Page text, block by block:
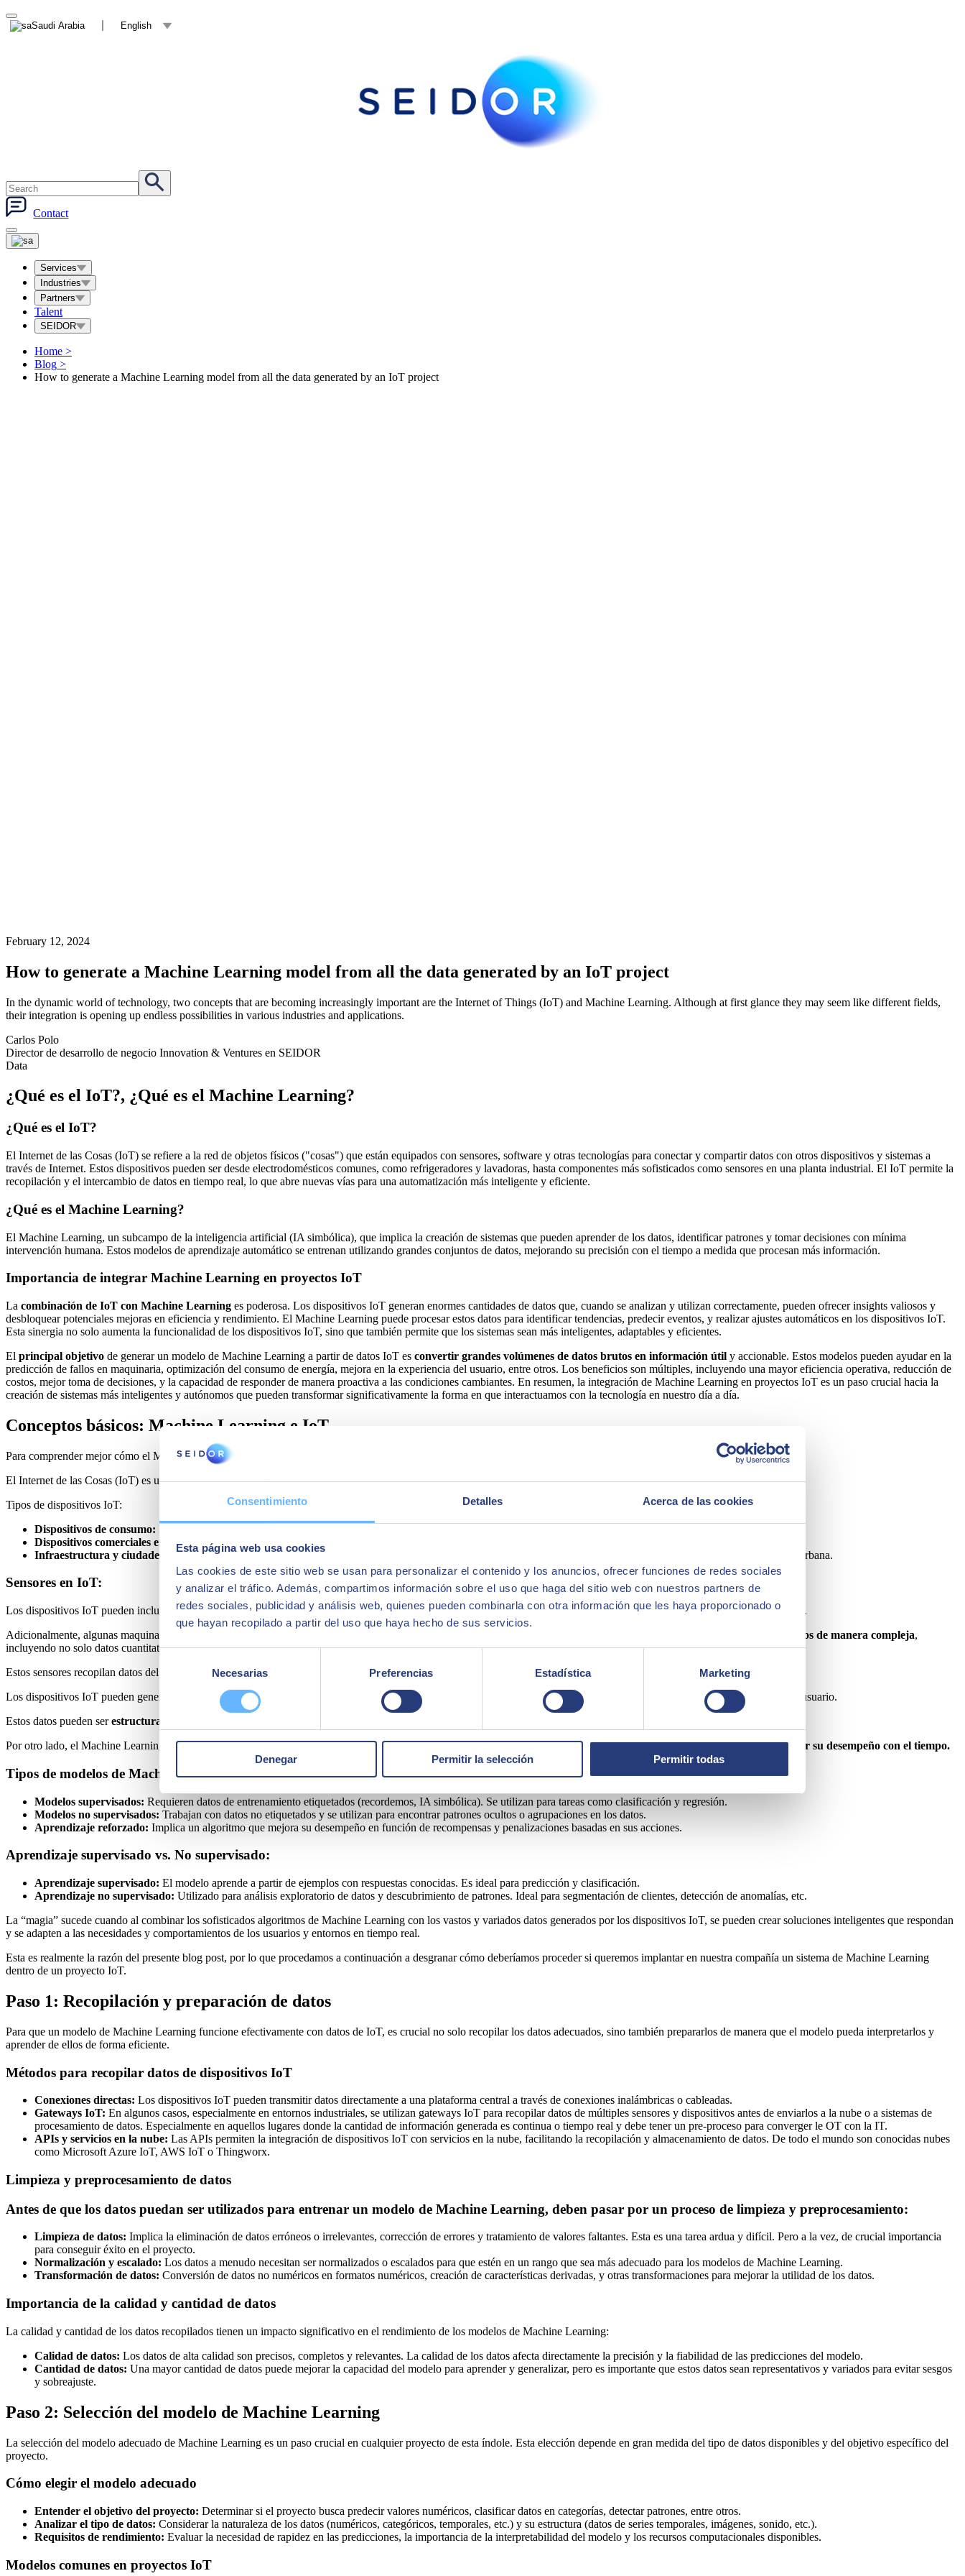
Consentimiento Detalles Acerca de las cookies
Esta página web usa cookies
Las cookies de este sitio web se usan para personalizar el contenido y los anuncios, ofrecer funciones de redes sociales
y analizar el tráfico. Además, compartimos información sobre el uso que haga del sitio web con nuestros partners de
redes sociales, publicidad y análisis web, quienes pueden combinarla con otra información que les haya proporcionado o
que hayan recopilado a partir del uso que haya hecho de sus servicios.
Selección
consentimiento
Necesarias Preferencias Estadística Marketing
Denegar Permitir la selección Permitir todas
Saudi Arabia English
Contact
Services
Industries
Partners
Talent
SEIDOR
Home >
Blog >
How to generate a Machine Learning model from all the data generated by an IoT project
February 12, 2024
How to generate a Machine Learning model from all the data generated by an IoT project
In the dynamic world of technology, two concepts that are becoming increasingly important are the Internet of Things (IoT) and Machine Learning. Although at first glance they may seem like different fields,
their integration is opening up endless possibilities in various industries and applications.
Carlos Polo
Director de desarrollo de negocio Innovation & Ventures en SEIDOR
Data
¿Qué es el IoT?, ¿Qué es el Machine Learning?
¿Qué es el IoT?
El Internet de las Cosas (IoT) se refiere a la red de objetos físicos ("cosas") que están equipados con sensores, software y otras tecnologías para conectar y compartir datos con otros dispositivos y sistemas a
través de Internet. Estos dispositivos pueden ser desde electrodomésticos comunes, como refrigeradores y lavadoras, hasta componentes más sofisticados como sensores en una planta industrial. El IoT permite la
recopilación y el intercambio de datos en tiempo real, lo que abre nuevas vías para una automatización más inteligente y eficiente.
¿Qué es el Machine Learning?
El Machine Learning, un subcampo de la inteligencia artificial (IA simbólica), que implica la creación de sistemas que pueden aprender de los datos, identificar patrones y tomar decisiones con mínima
intervención humana. Estos modelos de aprendizaje automático se entrenan utilizando grandes conjuntos de datos, mejorando su precisión con el tiempo a medida que procesan más información.
Importancia de integrar Machine Learning en proyectos IoT
La combinación de IoT con Machine Learning es poderosa. Los dispositivos IoT generan enormes cantidades de datos que, cuando se analizan y utilizan correctamente, pueden ofrecer insights valiosos y
desbloquear potenciales mejoras en eficiencia y rendimiento. El Machine Learning puede procesar estos datos para identificar tendencias, predecir eventos, y realizar ajustes automáticos en los dispositivos IoT.
Esta sinergia no solo aumenta la funcionalidad de los dispositivos IoT, sino que también permite que los sistemas sean más inteligentes, adaptables y eficientes.
El principal objetivo de generar un modelo de Machine Learning a partir de datos IoT es convertir grandes volúmenes de datos brutos en información útil y accionable. Estos modelos pueden ayudar en la
predicción de fallos en maquinaria, optimización del consumo de energía, mejora en la experiencia del usuario, entre otros. Los beneficios son múltiples, incluyendo una mayor eficiencia operativa, reducción de
costos, mejor toma de decisiones, y la capacidad de responder de manera proactiva a las condiciones cambiantes. En resumen, la integración de Machine Learning en proyectos IoT es un paso crucial hacia la
creación de sistemas más inteligentes y autónomos que pueden transformar significativamente la forma en que interactuamos con la tecnología en nuestro día a día.
Conceptos básicos: Machine Learning e IoT
Para comprender mejor cómo el Machine Learning puede potenciar los proyectos IoT, es fundamental tener una base sólida sobre los conceptos básicos de ambos campos.
El Internet de las Cosas (IoT) es un ecosistema extenso que incluye una variedad de dispositivos y sensores, cada uno con sus características y tipos de datos que generan.
Tipos de dispositivos IoT:
Dispositivos de consumo: Incluyen wearables como relojes inteligentes, electrodomésticos conectados, sistemas de seguridad doméstica, etc.
Dispositivos comerciales e industriales: Sensores en maquinaria industrial, sistemas de seguimiento de flotas, dispositivos de monitoreo de salud, entre otros.
Infraestructura y ciudades inteligentes:Sensores en puentes, carreteras, edificios y otros elementos de infraestructura para monitorear condiciones y mejorar la gestión urbana.
Sensores en IoT:
Los dispositivos IoT pueden incluir una gama de sensores para recopilar datos específicos, como sensores de temperatura, humedad, movimiento, presión, calidad del aire, y más.
Adicionalmente, algunas maquinarias o productos (ej: una cafetera, una puerta de garaje o un ascensor) son sistemas complejos que incluyen electrónicas que pueden
enviar datos de manera compleja,
incluyendo no solo datos cuantitativos como los anteriormente mencionados, sino también estados complejos como maniobras, tendencias, etc.
Estos sensores recopilan datos del entorno que luego se pueden analizar para obtener información útil o para tomar decisiones automatizadas.
Los dispositivos IoT pueden generar una amplia variedad de datos, desde lecturas de sensores hasta información de ubicación, uso de dispositivos, y patrones de interacción del usuario.
Estos datos pueden serestructurados
Por otro lado, el Machine Learning es un campo de la inteligencia artificial que se enfoca en desarrollar algoritmos que permiten a las máquinasaprender de los datos y mejorar su desempeño con el tiempo.
Tipos de modelos de Machine Learning:
Modelos supervisados: Requieren datos de entrenamiento etiquetados (recordemos, IA simbólica). Se utilizan para tareas como clasificación y regresión.
Modelos no supervisados: Trabajan con datos no etiquetados y se utilizan para encontrar patrones ocultos o agrupaciones en los datos.
Aprendizaje reforzado: Implica un algoritmo que mejora su desempeño en función de recompensas y penalizaciones basadas en sus acciones.
Aprendizaje supervisado vs. No supervisado:
Aprendizaje supervisado: El modelo aprende a partir de ejemplos con respuestas conocidas. Es ideal para predicción y clasificación.
Aprendizaje no supervisado: Utilizado para análisis exploratorio de datos y descubrimiento de patrones. Ideal para segmentación de clientes, detección de anomalías, etc.
La “magia” sucede cuando al combinar los sofisticados algoritmos de Machine Learning con los vastos y variados datos generados por los dispositivos IoT, se pueden crear soluciones inteligentes que respondan
y se adapten a las necesidades y comportamientos de los usuarios y entornos en tiempo real.
Esta es realmente la razón del presente blog post, por lo que procedamos a continuación a desgranar cómo deberíamos proceder si queremos implantar en nuestra compañía un sistema de Machine Learning
dentro de un proyecto IoT.
Paso 1: Recopilación y preparación de datos
Para que un modelo de Machine Learning funcione efectivamente con datos de IoT, es crucial no solo recopilar los datos adecuados, sino también prepararlos de manera que el modelo pueda interpretarlos y
aprender de ellos de forma eficiente.
Métodos para recopilar datos de dispositivos IoT
Conexiones directas: Los dispositivos IoT pueden transmitir datos directamente a una plataforma central a través de conexiones inalámbricas o cableadas.
Gateways IoT: En algunos casos, especialmente en entornos industriales, se utilizan gateways IoT para recopilar datos de múltiples sensores y dispositivos antes de enviarlos a la nube o a sistemas de
procesamiento de datos. Especialmente en aquellos lugares donde la cantidad de información generada es continua o tiempo real y debe tener un pre-proceso para converger le OT con la IT.
APIs y servicios en la nube: Las APIs permiten la integración de dispositivos IoT con servicios en la nube, facilitando la recopilación y almacenamiento de datos. De todo el mundo son conocidas nubes
como Microsoft Azure IoT, AWS IoT o Thingworx.
Limpieza y preprocesamiento de datos
Antes de que los datos puedan ser utilizados para entrenar un modelo de Machine Learning, deben pasar por un proceso de limpieza y preprocesamiento:
Limpieza de datos: Implica la eliminación de datos erróneos o irrelevantes, corrección de errores y tratamiento de valores faltantes. Esta es una tarea ardua y difícil. Pero a la vez, de crucial importancia
para conseguir éxito en el proyecto.
Normalización y escalado: Los datos a menudo necesitan ser normalizados o escalados para que estén en un rango que sea más adecuado para los modelos de Machine Learning.
Transformación de datos: Conversión de datos no numéricos en formatos numéricos, creación de características derivadas, y otras transformaciones para mejorar la utilidad de los datos.
Importancia de la calidad y cantidad de datos
La calidad y cantidad de los datos recopilados tienen un impacto significativo en el rendimiento de los modelos de Machine Learning:
Calidad de datos: Los datos de alta calidad son precisos, completos y relevantes. La calidad de los datos afecta directamente la precisión y la fiabilidad de las predicciones del modelo.
Cantidad de datos: Una mayor cantidad de datos puede mejorar la capacidad del modelo para aprender y generalizar, pero es importante que estos datos sean representativos y variados para evitar sesgos
y sobreajuste.
Paso 2: Selección del modelo de Machine Learning
La selección del modelo adecuado de Machine Learning es un paso crucial en cualquier proyecto de esta índole. Esta elección depende en gran medida del tipo de datos disponibles y del objetivo específico del
proyecto.
Cómo elegir el modelo adecuado
Entender el objetivo del proyecto: Determinar si el proyecto busca predecir valores numéricos, clasificar datos en categorías, detectar patrones, entre otros.
Analizar el tipo de datos: Considerar la naturaleza de los datos (numéricos, categóricos, temporales, etc.) y su estructura (datos de series temporales, imágenes, sonido, etc.).
Requisitos de rendimiento: Evaluar la necesidad de rapidez en las predicciones, la importancia de la interpretabilidad del modelo y los recursos computacionales disponibles.
Modelos comunes en proyectos IoT